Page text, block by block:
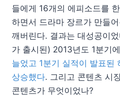
들에게 16개의 에피소드를
하면서 드라마 장르가 만들
깨버린다. 결과는 대성공이
가 출시된) 2013년도 1분기에
늘었고 1분기 실적이 발표된
상승했다. 그리고 콘텐츠 시
콘텐츠가 무엇이었나?